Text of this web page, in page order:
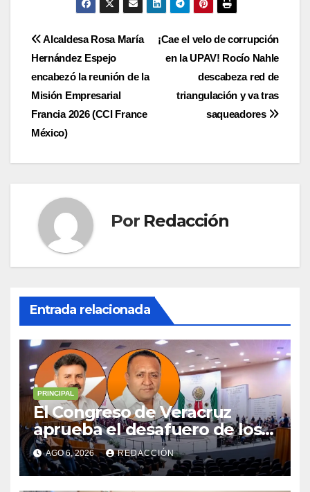
Navegación
de
entradas
¡Cae el velo de corrupción
en la UPAV! Rocío Nahle
descabeza red de
triangulación y va tras
saqueadores
Alcaldesa Rosa María
Hernández Espejo
encabezó la reunión de la
Misión Empresarial
Francia 2026 (CCI France
México)
Por Redacción
Entrada relacionada
PRINCIPAL
El Congreso de Veracruz
aprueba el desafuero de los
alcaldes de Ixhuatlán del
Sureste y Úrsulo Galván para
que enfrenten a la justicia
AGO 6, 2026 REDACCIÓN